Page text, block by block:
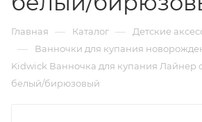
Главная — Каталог — Детские
— Ванночки для купания
Kidwick Ванночка для купания Лайнер
белый/бирюзовый